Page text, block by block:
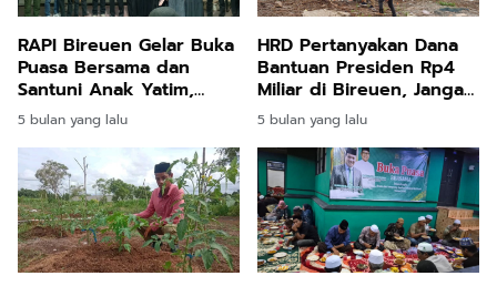
RAPI Bireuen Gelar Buka
Puasa Bersama dan
Santuni Anak Yatim,
Pengurus Lokal
Jeunieb–Pandrah
Dikukuhkan
5 bulan yang lalu
HRD Pertanyakan Dana
Bantuan Presiden Rp4
Miliar di Bireuen, Jangan
Sampai Disalahgunakan
5 bulan yang lalu